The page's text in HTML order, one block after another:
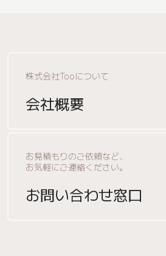
株式会社Tooについて
会社概要
お見積もりのご依頼など、
お気軽にご連絡ください。
お問い合わせ窓口